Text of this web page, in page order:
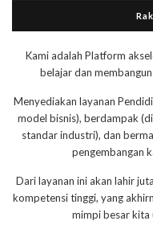
Kami adalah Platform
belajar dan
Menyediakan layanan
model bisnis), berdampak
standar industri), dan
pengembangan
Dari layanan ini akan lahir
kompetensi tinggi, yang
mimpi besar kita